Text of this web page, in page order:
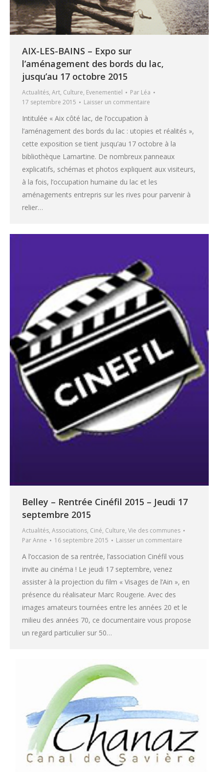
AIX-LES-BAINS – Expo sur
l’aménagement des bords du lac,
jusqu’au 17 octobre 2015
Actualités, Art, Culture, Evenementiel Par Léa
17 septembre 2015
Laisser un commentaire
Intitulée « Aix côté lac, de l’occupation à
l’aménagement des bords du lac : utopies et réalités »,
cette exposition se tient jusqu’au 17 octobre à la
bibliothèque Lamartine. De nombreux panneaux
explicatifs, schémas et photos expliquent aux visiteurs,
à la fois, l’occupation humaine du lac et les
aménagements entrepris sur les rives pour parvenir à
relier…
Belley – Rentrée Cinéfil 2015 – Jeudi 17
septembre 2015
Actualités, Associations, Ciné, Culture, Vie des communes
ParAnne 16 septembre 2015 Laisser un commentaire
A l’occasion de sa rentrée, l’association Cinéfil vous
invite au cinéma ! Le jeudi 17 septembre, venez
assister à la projection du film « Visages de l’Ain », en
présence du réalisateur Marc Rougerie. Avec des
images amateurs tournées entre les années 20 et le
milieu des années 70, ce documentaire vous propose
un regard particulier sur 50…